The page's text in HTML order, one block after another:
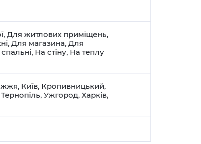
, Для житлових приміщень,
, Для магазина, Для
, На стіну, На теплу
, Київ, Кропивницький,
Тернопіль, Ужгород, Харків,